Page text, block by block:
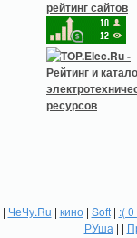
| ЧеЧу.Ru | кино| Soft| :(
РУша | |